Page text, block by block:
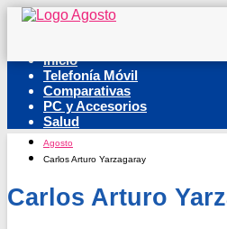
Inicio
Telefonía Móvil
Comparativas
PC y Accesorios
Salud
Agosto
Carlos Arturo Yarzagaray
Carlos Arturo